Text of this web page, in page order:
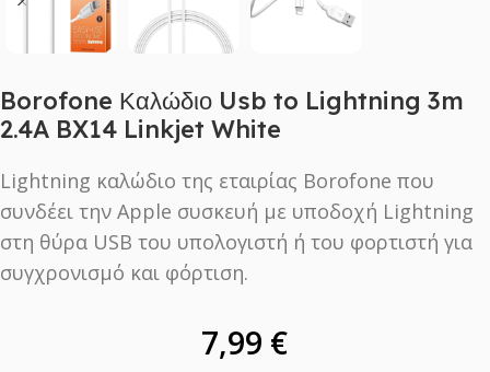
Borofone Καλώδιο Usb to Lightning 3m
2.4A BX14 Linkjet White
Lightning καλώδιο της εταιρίας Borofone που
συνδέει την Apple συσκευή με υποδοχή Lightning
στη θύρα USB του υπολογιστή ή του φορτιστή για
συγχρονισμό και φόρτιση.
7,99 €